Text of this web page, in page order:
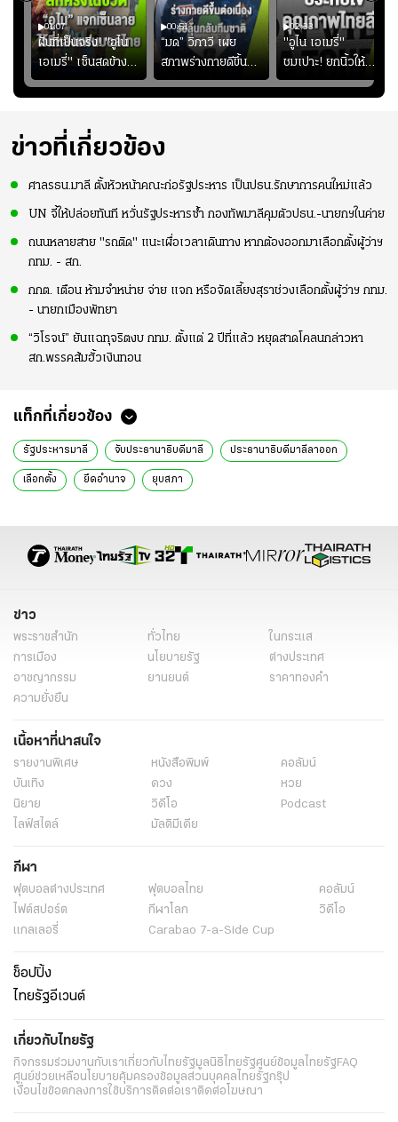
01:07
ฝันที่เป็นจริง! "อูไน
เอเมรี่" เซ็นสดข้าง
รอยสักบนแผ่นหลัง
"คุณเต๊ะ" แฟนพันธุ์
00:51
“มด” วิภาวี เผย
สภาพร่างกายดีขึ้น
อย่างต่อเนื่อง พร้อม
พยายามลงสนามให้
ความมั่นใจ
02:33
"อูไน เอเมรี่"
ชมเปาะ! ยกนิ้วให้
แท็กติกบีจี แฮปปี้
สุดๆ กับการเยือนไทย
ข่าวที่เกี่ยวข้อง
ศาลรธน.มาลี ตั้งหัวหน้าคณะก่อรัฐประหาร เป็นปธน.รักษาการคนใหม่แล้ว
UN จี้ให้ปล่อยทันที หวั่นรัฐประหารซ้ำ กองทัพมาลีคุมตัวปธน.-นายกฯในค่าย
ถนนหลายสาย "รถติด" แนะเผื่อเวลาเดินทาง หากต้องออกมาเลือกตั้งผู้ว่าฯ
กทม. - สก.
กกต. เตือน ห้ามจำหน่าย จ่าย แจก หรือจัดเลี้ยงสุราช่วงเลือกตั้งผู้ว่าฯ กทม.
- นายกเมืองพัทยา
“วิโรจน์” ยันแฉทุจริตงบ กทม. ตั้งแต่ 2 ปีที่แล้ว หยุดสาดโคลนกล่าวหา
สก.พรรคส้มฮั้วเงินทอน
แท็กที่เกี่ยวข้อง
รัฐประหารมาลี จับประธานาธิบดีมาลี ประธานาธิบดีมาลีลาออก
เลือกตั้ง ยึดอำนาจ ยุบสภา
ข่าว
พระราชสำนัก ทั่วไทย
ในกระแส
การเมือง
นโยบายรัฐ
ต่างประเทศ
อาชญากรรม
ยานยนต์
ราคาทองคำ
ความยั่งยืน
เนื้อหาที่น่าสนใจ
รายงานพิเศษ หนังสือพิมพ์
คอลัมน์
บันเทิง
ดวง
หวย
นิยาย
วิดีโอ
Podcast
ไลฟ์สไตล์
มัลติมีเดีย
กีฬา
ฟุตบอลต่่างประเทศ ฟุตบอลไทย
คอลัมน์
ไฟต์สปอร์ต
กีฬาโลก
วิดีโอ
แกลเลอรี่
Carabao 7-a-Side Cup
ช็อปปิ้ง
ไทยรัฐอีเวนต์
เกี่ยวกับไทยรัฐ
กิจกรรมร่วมงานกับเราเกี่ยวกับไทยรัฐมูลนิธิไทยรัฐศูนย์ข้อมูลไทยรัฐFAQ
ศูนย์ช่วยเหลือนโยบายคุ้มครองข้อมูลส่วนบุคคลไทยรัฐกรุ๊ป
เงื่อนไขข้อตกลงการใช้บริการติดต่อเราติดต่อโฆษณา